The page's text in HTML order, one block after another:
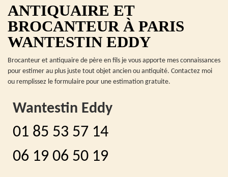
ANTIQUAIRE ET
BROCANTEUR À PARIS
WANTESTIN EDDY
Brocanteur et antiquaire de père en fils je vous apporte mes connaissances
pour estimer au plus juste tout objet ancien ou antiquité. Contactez moi
ou remplissez le formulaire pour une estimation gratuite.
Wantestin Eddy
01 85 53 57 14
06 19 06 50 19